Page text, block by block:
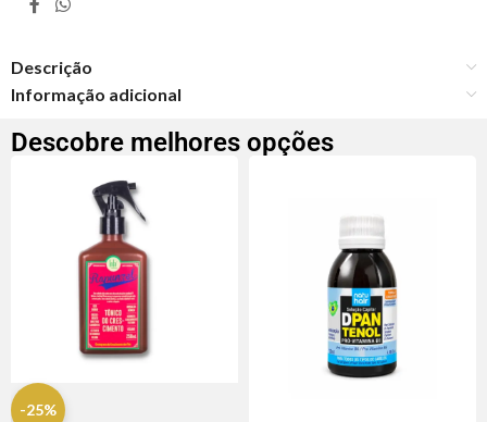
Descrição
Informação adicional
Descobre melhores opções
-25%